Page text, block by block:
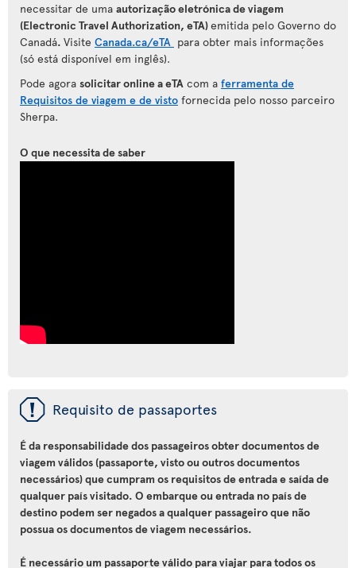
necessitar de uma autorização eletrónica de viagem
(Electronic Travel Authorization, eTA)emitida pelo Governo do
Canadá. Visite Canada.ca/eTA para obter mais informações
(só está disponível em inglês).
Pode agora solicitar online a eTA com a ferramenta de
Requisitos de viagem e de visto fornecida pelo nosso parceiro
Sherpa.
O que necessita de saber
ü Requisito de passaportes
É da responsabilidade dos passageiros obter documentos de
viagem válidos (passaporte, visto ou outros documentos
necessários) que cumpram os requisitos de entrada e saída de
qualquer país visitado. O embarque ou entrada no país de
destino podem ser negados a qualquer passageiro que não
possua os documentos de viagem necessários.
É necessário um passaporte válido para viajar para todos os